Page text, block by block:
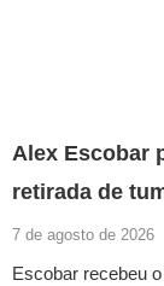
Alex Escobar
retirada de
7 de agosto de 2026
Escobar recebeu